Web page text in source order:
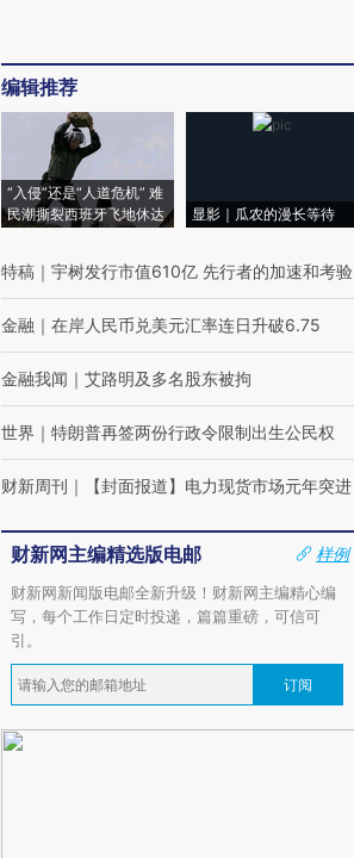
编辑推荐
“入侵”还是“人道危机” 难
民潮撕裂西班牙飞地休达
显影｜瓜农的漫长等待
特稿 ｜ 宇树发行市值610亿 先行者的加速和考验
金融 ｜ 在岸人民币兑美元汇率连日升破6.75
金融我闻 ｜ 艾路明及多名股东被拘
世界 ｜ 特朗普再签两份行政令限制出生公民权
财新周刊 ｜ 【封面报道】电力现货市场元年突进
财新网主编精选版电邮
样例
财新网新闻版电邮全新升级！财新网主编精心编
写，每个工作日定时投递，篇篇重磅，可信可
引。
订阅